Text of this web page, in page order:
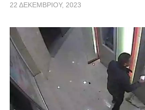
22 ΔΕΚΕΜΒΡΊΟΥ, 2023